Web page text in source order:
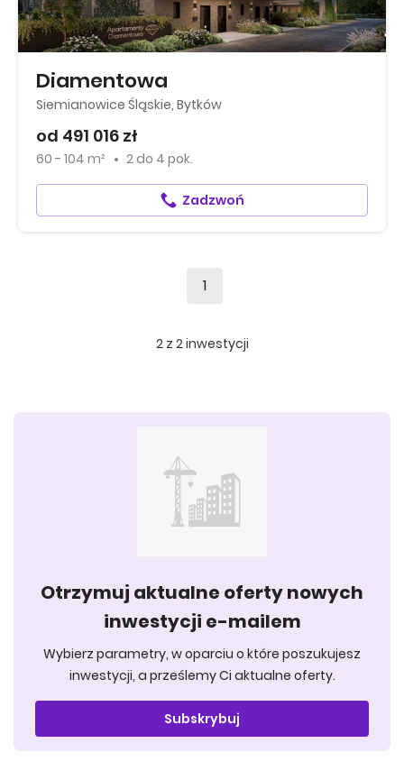
Diamentowa
Siemianowice Śląskie, Bytków
od 491 016 zł
60 - 104 m² 2 do 4 pok.
Zadzwoń
1
2z 2inwestycji
Otrzymuj aktualne oferty nowych
inwestycji e-mailem
Wybierz parametry, w oparciu o które poszukujesz
inwestycji, a prześlemy Ci aktualne oferty.
Subskrybuj